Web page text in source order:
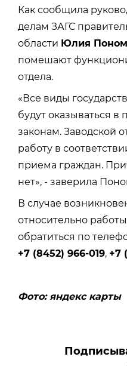
Как сообщила
делам ЗАГС
области Юлия
помешают
отдела.
«Все виды
будут оказываться
законам. Заводской
работу в
приема граждан.
нет», - заверила
В случае
относительно
обратиться по
+7 (8452) 966-019, +7
Фото: яндекс карты